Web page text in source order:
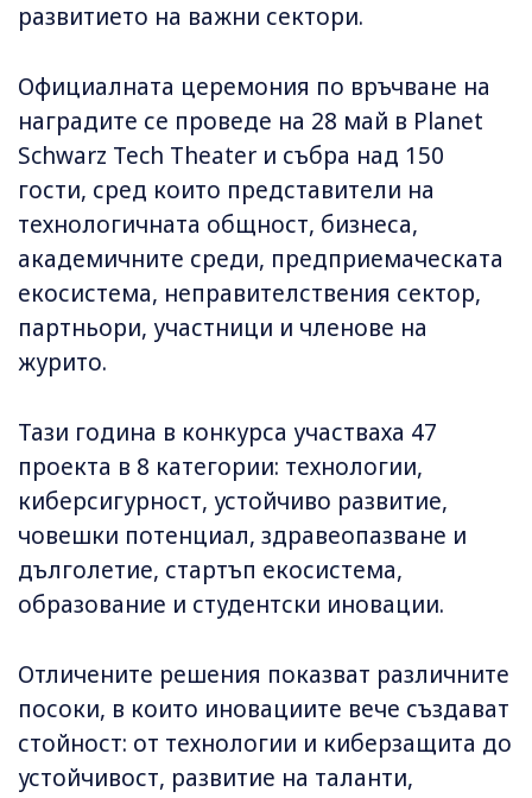
развитието на важни сектори.
Официалната церемония по връчване на
наградите се проведе на 28 май в Planet
Schwarz Tech Theater и събра над 150
гости, сред които представители на
технологичната общност, бизнеса,
академичните среди, предприемаческата
екосистема, неправителствения сектор,
партньори, участници и членове на
журито.
Тази година в конкурса участваха 47
проекта в 8 категории: технологии,
киберсигурност, устойчиво развитие,
човешки потенциал, здравеопазване и
дълголетие, стартъп екосистема,
образование и студентски иновации.
Отличените решения показват различните
посоки, в които иновациите вече създават
стойност: от технологии и киберзащита до
устойчивост, развитие на таланти,